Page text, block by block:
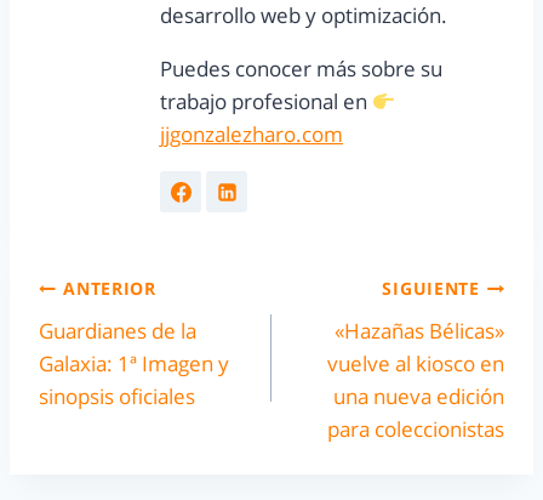
desarrollo web y optimización.
Puedes conocer más sobre su
trabajo profesional en
jjgonzalezharo.com
ANTERIOR
Guardianes de la
Galaxia: 1ª Imagen y
sinopsis oficiales
SIGUIENTE
«Hazañas Bélicas»
vuelve al kiosco en
una nueva edición
para coleccionistas